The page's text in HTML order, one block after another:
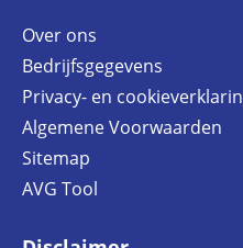
Over ons
Bedrijfsgegevens
Privacy- en
Algemene Voorwaarden
Sitemap
AVG Tool